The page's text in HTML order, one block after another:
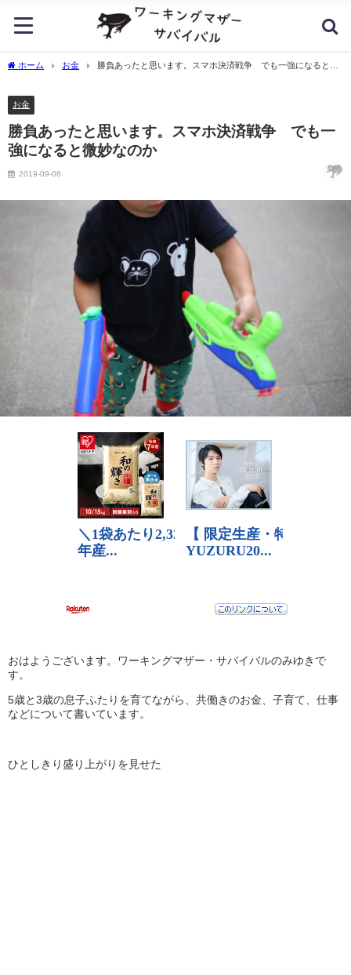
ホーム お金
勝負あったと思います。スマホ決済戦争 でも一強になると微
お金
勝負あったと思います。スマホ決済戦争 でも一
強になると微妙なのか
2019-09-06
おはようございます。ワーキングマザー・サバイバルのみゆきで
す。
5歳と3歳の息子ふたりを育てながら、共働きのお金、子育て、仕事
などについて書いています。
ひとしきり盛り上がりを見せた